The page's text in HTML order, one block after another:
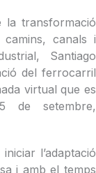
la transformació
camins, canals i
Santiago
del ferrocarril
virtual que es
de setembre,
l’adaptació
i amb el temps